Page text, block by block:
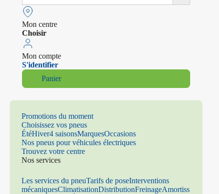
Mon centre
Choisir
Mon compte
S'identifier
Panier
Promotions du moment
Choisissez vos pneus
ÉtéHiver4 saisonsMarquesOccasions
Nos pneus pour véhicules électriques
Trouvez votre centre
Nos services
Les services du pneuTarifs de poseInterventions
mécaniquesClimatisationDistributionFreinageAmortiss